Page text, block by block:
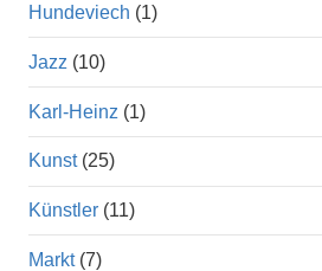
Hundeviech (1)
Jazz (10)
Karl-Heinz (1)
Kunst(25)
Künstler (11)
Markt(7)